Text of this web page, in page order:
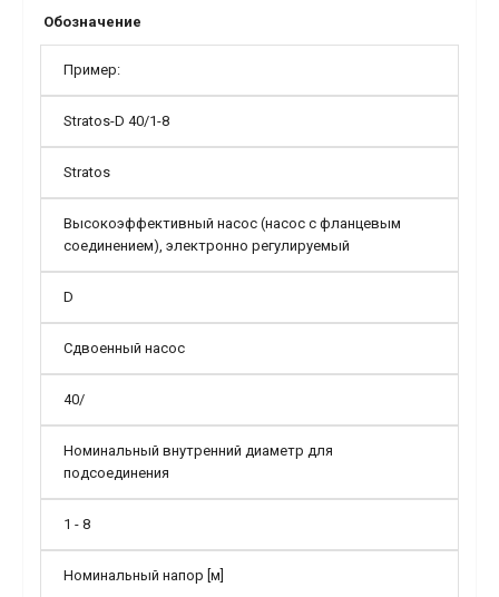
Обозначение
Пример:
Stratos-D 40/1-8
Stratos
Высокоэффективный насос (насос с фланцевым
соединением), электронно регулируемый
D
Сдвоенный насос
40/
Номинальный внутренний диаметр для
подсоединения
1 - 8
Номинальный напор [м]